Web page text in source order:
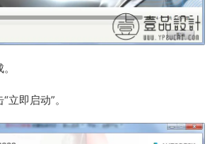
立即启动”。